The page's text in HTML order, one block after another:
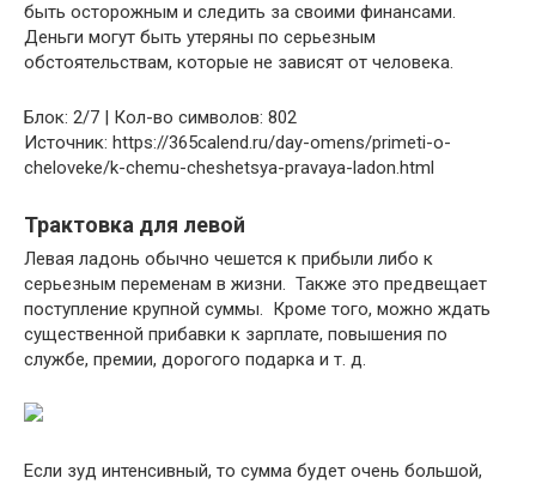
быть осторожным и следить за своими финансами.
Деньги могут быть утеряны по серьезным
обстоятельствам, которые не зависят от человека.
Блок: 2/7 | Кол-во символов: 802
Источник: https://365calend.ru/day-omens/primeti-o-
cheloveke/k-chemu-cheshetsya-pravaya-ladon.html
Трактовка для левой
Левая ладонь обычно чешется к прибыли либо к
серьезным переменам в жизни. Также это предвещает
поступление крупной суммы. Кроме того, можно ждать
существенной прибавки к зарплате, повышения по
службе, премии, дорогого подарка и т. д.
Если зуд интенсивный, то сумма будет очень большой,